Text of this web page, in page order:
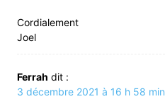
Cordialement
Joel
Ferrah dit :
3 décembre 2021 à 16 h 58 min